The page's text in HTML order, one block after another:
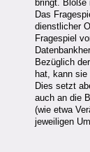
bringt. Bloße
Das
dienstlicher
Fragespiel
Bezüglich
hat, kann
Dies setzt
auch an die
(wie etwa
jeweiligen